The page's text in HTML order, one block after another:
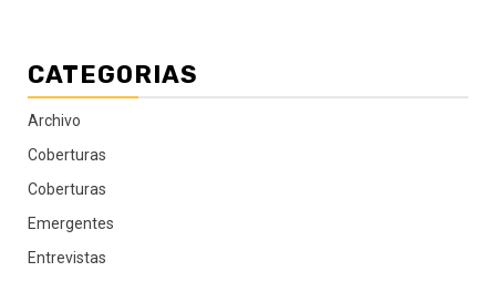
CATEGORIAS
Archivo
Coberturas
Coberturas
Emergentes
Entrevistas